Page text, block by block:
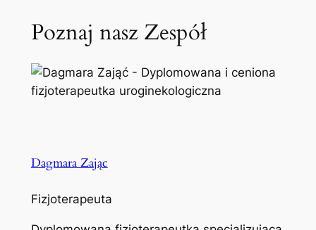
Poznaj nasz Zespół
Dagmara Zając
Fizjoterapeuta